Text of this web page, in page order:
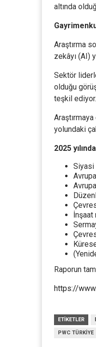
altında
Araştırma
zekâyı (AI)
Sektör
olduğu
teşkil ediyor.
yolundaki
2025
Siyasi
Raporun
https://
ETIKETLER
PWC TÜRKIYE